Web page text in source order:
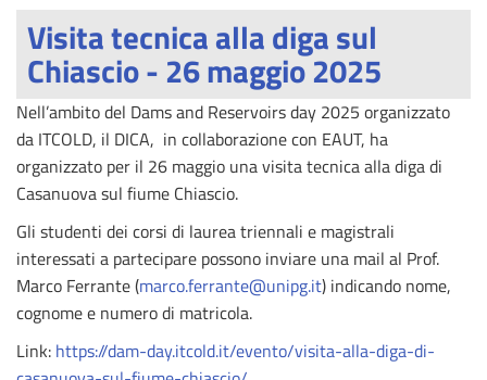
Visita tecnica alla diga sul
Chiascio - 26 maggio 2025
Nell’ambito del Dams and Reservoirs day 2025 organizzato
da ITCOLD, il DICA, in collaborazione con EAUT, ha
organizzato per il 26 maggio una visita tecnica alla diga di
Casanuova sul fiume Chiascio.
Gli studenti dei corsi di laurea triennali e magistrali
interessati a partecipare possono inviare una mail al Prof.
Marco Ferrante (marco.ferrante@unipg.it) indicando nome,
cognome e numero di matricola.
Link: https://dam-day.itcold.it/evento/visita-alla-diga-di-